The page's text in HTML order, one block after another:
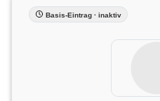
Basis-Eintrag · inaktiv